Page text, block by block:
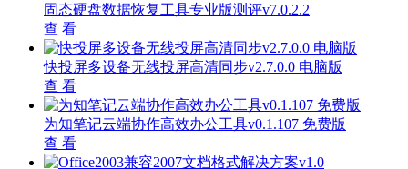
固态硬盘数据恢复工具专业版测评v7.0.2.2
查 看
快投屏多设备无线投屏高清同步v2.7.0.0 电脑版
查 看
为知笔记云端协作高效办公工具v0.1.107 免费版
查 看